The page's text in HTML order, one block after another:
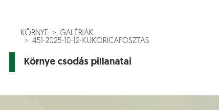
KÖRNYE
GALÉRIÁK
451-2025-10-12-KUKORICAFOSZTAS
Környe csodás pillanatai